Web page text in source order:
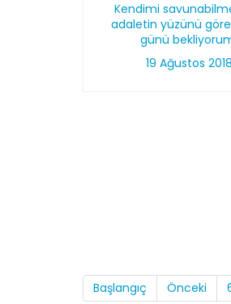
Kendimi
adaletin yüzünü
günü
19 Ağustos 2018
Başlangıç Önceki